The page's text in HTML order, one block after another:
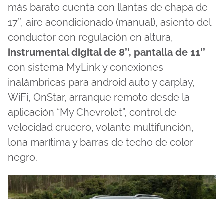
más barato cuenta con llantas de chapa de
17’’, aire acondicionado (manual), asiento del
conductor con regulación en altura,
instrumental digital de 8’’, pantalla de 11’’
con sistema MyLink y conexiones
inalámbricas para android auto y carplay,
WiFi, OnStar, arranque remoto desde la
aplicación “My Chevrolet”, control de
velocidad crucero, volante multifunción,
lona marítima y barras de techo de color
negro.